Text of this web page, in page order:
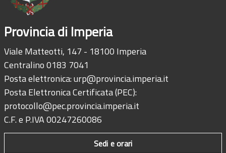
Provincia di Imperia
Viale Matteotti, 147 - 18100 Imperia
Centralino 0183 7041
Posta elettronica:urp@provincia.imperia.it
Posta Elettronica Certificata (PEC):
protocollo@pec.provincia.imperia.it
C.F. e P.IVA 00247260086
Sedi e orari